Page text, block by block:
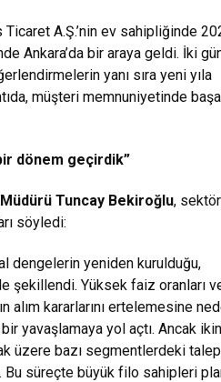
A.Ş.’nin ev sahipliğinde
Ankara’da bir araya geldi. İki
yanı sıra yeni yıla
müşteri memnuniyetinde
dönem geçirdik”
Tuncay Bekiroğlu,
söyledi:
dengelerin yeniden kurulduğu,
şekillendi. Yüksek faiz oranları
alım kararlarını ertelemesine
yavaşlamaya yol açtı. Ancak
üzere bazı segmentlerdeki talep
Bu süreçte büyük filo sahipleri